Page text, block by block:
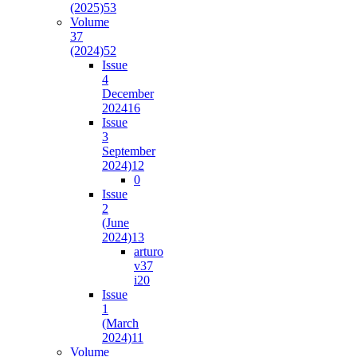
(2025)53
Volume
37
(2024)52
Issue
4
December
202416
Issue
3
September
2024)12
0
Issue
2
(June
2024)13
arturo
v37
i20
Issue
1
(March
2024)11
Volume